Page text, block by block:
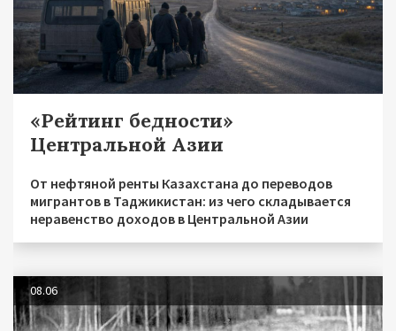
«Рейтинг бедности»
Центральной Азии
От нефтяной ренты Казахстана до переводов
мигрантов в Таджикистан: из чего складывается
неравенство доходов в Центральной Азии
08.06